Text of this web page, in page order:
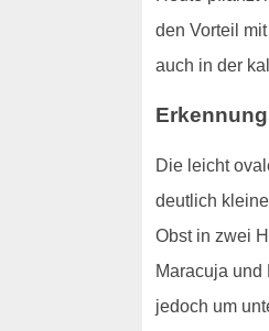
den Vorteil
auch in der
Die leicht
deutlich
Obst in zwei
Maracuja
jedoch um